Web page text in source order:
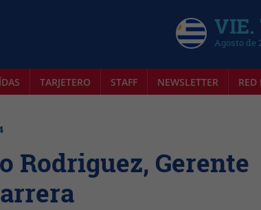
VIE.
Agosto de
TARJETERO STAFF NEWSLETTER
Rodriguez, Gerente